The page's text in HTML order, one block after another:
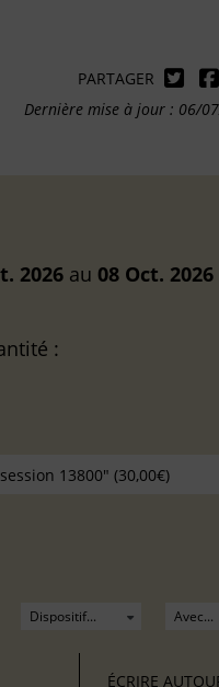
PARTAGER
Dernière mise à jour : 06/
2026 au 08 Oct. 2026
:
ÉCRIRE